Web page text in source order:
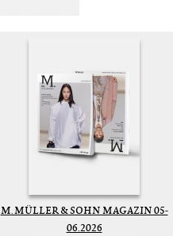
M. MÜLLER & SOHN MAGAZIN 05-
06.2026